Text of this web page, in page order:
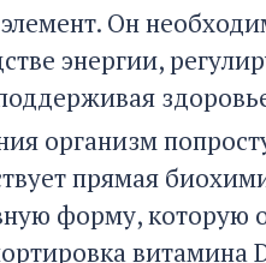
Он
энергии,
организм
прямая
форму, которую
витамина